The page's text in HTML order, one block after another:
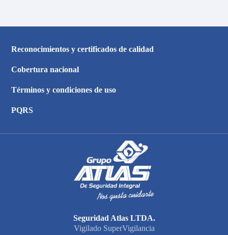
Reconocimientos y certificados de calidad
Cobertura nacional
Términos y condiciones de uso
PQRS
Seguridad Atlas LTDA.
Vigilado SuperVigilancia